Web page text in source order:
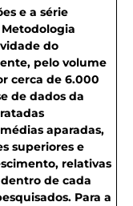
e a série
Metodologia
do
pelo volume
cerca de 6.000
de dados da
aparadas,
superiores e
relativas
de cada
Para a